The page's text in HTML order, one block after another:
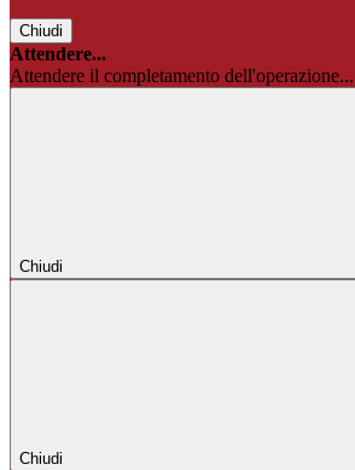
Chiudi
Attendere...
Attendere il completamento dell'operazione...
Chiudi
Chiudi